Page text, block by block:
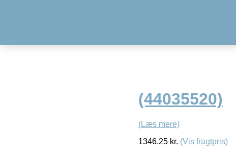
(44035520)
(Læs mere)
1346.25 kr. (Vis fragtpris)